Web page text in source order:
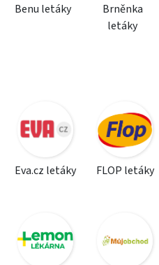
Benu letáky
Brněnka
letáky
Eva.cz letáky FLOP letáky